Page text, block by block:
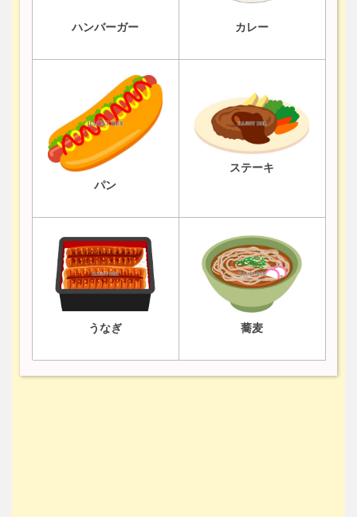
ハンバーガー カレー
パン
ステーキ
うなぎ 蕎麦